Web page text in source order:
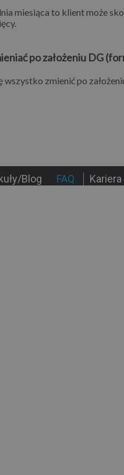
miesiąca to klient może
po założeniu DG
wszystko zmienić po
Blog FAQ Kariera